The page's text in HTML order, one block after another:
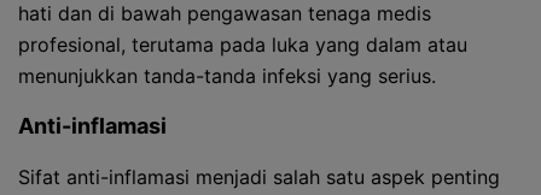
hati dan di bawah pengawasan tenaga medis
profesional, terutama pada luka yang dalam atau
menunjukkan tanda-tanda infeksi yang serius.
Anti-inflamasi
Sifat anti-inflamasi menjadi salah satu aspek penting